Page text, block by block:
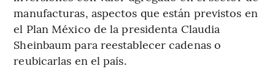
manufacturas, aspectos que están previstos en
el Plan México de la presidenta Claudia
Sheinbaum para reestablecer cadenas o
reubicarlas en el país.